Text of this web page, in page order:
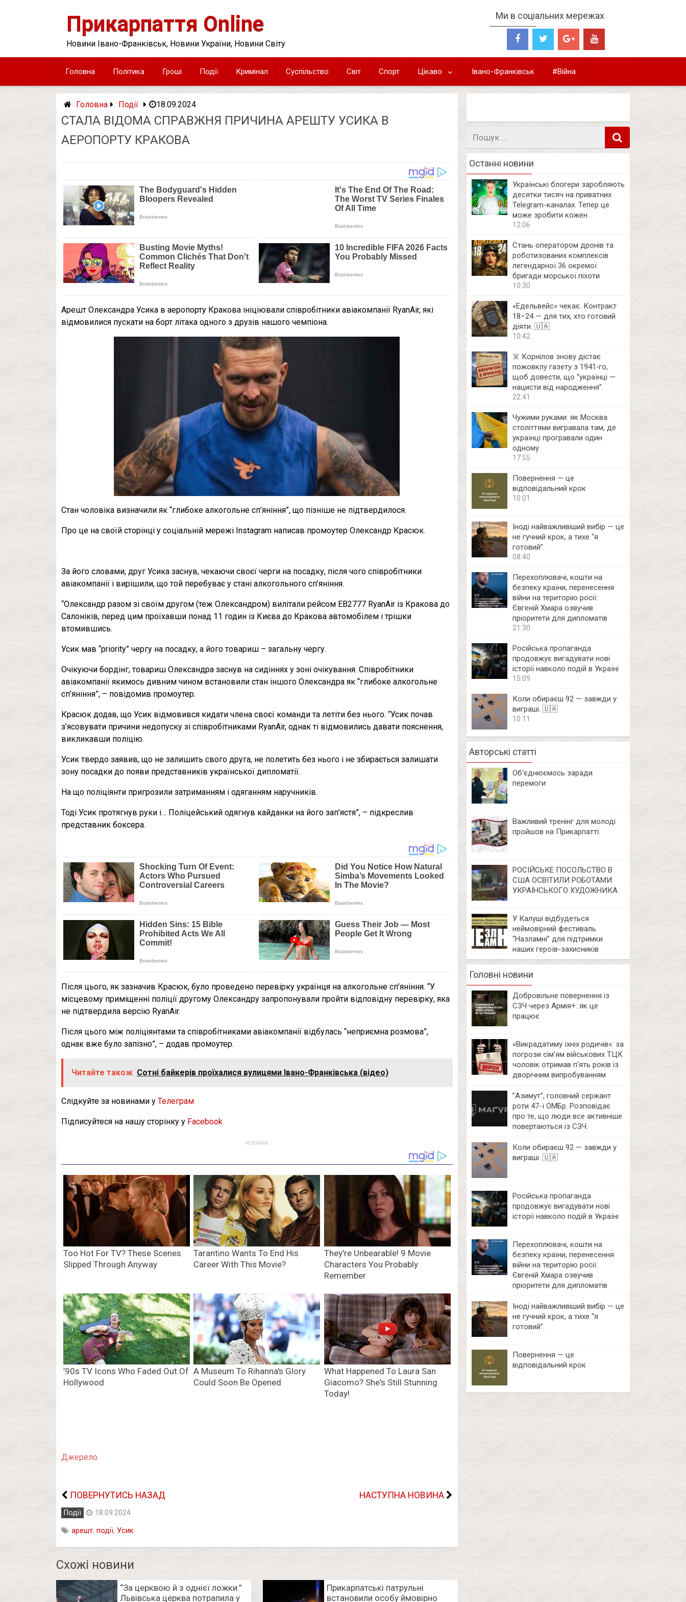
Прикарпаття Online
Новини Івано-Франківськ, Новини України, Новини Світу
Ми в соціальних мережах
Головна Політика Гроші Події Кримінал Суспільство Світ Спорт Цікаво Івано-Франківськ #Війна
Головна Події 18.09.2024
СТАЛА ВІДОМА СПPАВЖНЯ ПPИЧИНА АPЕШТУ УСИКА В
АЕPОПОРТУ КPАКОВА
Арешт Олександра Усика в аеропорту Кракова ініціювали співробітники авіакомпанії RyanAir, які
відмовилися пускати на борт літака одного з друзів нашого чемпіона.
Стан чоловіка визначили як “глибоке алкогольне сп’яніння”, що пізніше не підтвердилося.
Про це на своїй сторінці у соціальній мережі Instagram написав промоутер Олександр Красюк.
За його словами, друг Усика заснув, чекаючи своєї черги на посадку, після чого співробітники
авіакомпанії і вирішили, що той перебуває у стані алкогольного сп’яніння.
“Олександр разом зі своїм другом (теж Олександром) вилітали рейсом ЕВ2777 RyanAir із Кракова до
Салоніків, перед цим проїхавши понад 11 годин із Києва до Кракова автомобілем і трішки
втомившись.
Усик мав “priority” чергу на посадку, а його товариш – загальну чергу.
Очікуючи бордінг, товариш Олександра заснув на сидіннях у зоні очікування. Співробітники
авіакомпанії якимось дивним чином встановили стан іншого Олександра як “глибоке алкогольне
сп’яніння”, – повідомив промоутер.
Красюк додав, що Усик відмовився кидати члена своєї команди та летіти без нього. “Усик почав
з’ясовувати причини недопуску зі співробітниками RyanAir, однак ті відмовились давати пояснення,
викликавши поліцію.
Усик твердо заявив, що не залишить свого друга, не полетить без нього і не збирається залишати
зону посадки до появи представників української дипломатії.
На що поліціянти пригрозили затриманням і одяганням наручників.
Тоді Усик протягнув руки і… Поліцейський одягнув кайданки на його зап’ястя”, – підкреслив
представник боксера.
Після цього, як зазначив Красюк, було проведено перевірку українця на алкогольне сп’яніння. “У
місцевому приміщенні поліції другому Олександру запропонували пройти відповідну перевірку, яка
не підтвердила версію RyanAir.
Після цього між поліціянтами та співробітниками авіакомпанії відбулась “неприємна розмова”,
однак вже було запізно”, – додав промоутер.
Читайте також Сотні байкерів проїхалися вулицями Івано-Франківська (відео)
Слідкуйте за новинами у Телеграм
Підписуйтеся на нашу сторінку у Facebook
РЕКЛАМА:
Джерело.
ПОВЕРНУТИСЬ НАЗАД НАСТУПНА НОВИНА
Події 18.09.2024
арешт, події, Усик
Схожі новини
“За церквою й з однієї ложки.”
Львівська церква потрапила у
Прикарпатські патрульні
встановили особу ймовірно
Останні новини
Українські блогери заробляють
десятки тисяч на приватних
Telegram-каналах. Тепер це
може зробити кожен
12:06
Стань оператором дронів та
роботизованих комплексів
легендарної 36 окремої
бригади морської піхоти
10:30
«Едельвейс» чекає. Контракт
18–24 — для тих, хто готовий
діяти. 🇺🇦
10:42
☠️ Корнілов знову дістає
пожовклу газету з 1941‑го,
щоб довести, що “українці —
нацисти від народження”.
22:41
Чужими руками: як Москва
століттями вигравала там, де
українці програвали один
одному
17:55
Повернення — це
відповідальний крок
10:01
Іноді найважливіший вибір — це
не гучний крок, а тихе “я
готовий”.
08:40
Перехоплювачі, кошти на
безпеку країни, перенесення
війни на територію росії:
Євгеній Хмара озвучив
пріоритети для дипломатів
21:30
Російська пропаганда
продовжує вигадувати нові
історії навколо подій в Україні
15:09
Коли обираєш 92 — завжди у
виграші. 🇺🇦
10:11
Авторські статті
Об‘єднюємось заради
перемоги
Важливий тренінг для молоді
пройшов на Прикарпатті.
РОСІЙСЬКЕ ПОСОЛЬСТВО В
США ОСВІТИЛИ РОБОТАМИ
УКРАЇНСЬКОГО ХУДОЖНИКА
У Калуші відбудеться
неймовірний фестиваль
“Назламні” для підтримки
наших героїв-захисників
Головні новини
Добровільне повернення із
СЗЧ через Армія+: як це
працює
«Викрадатиму їхніх родичів»: за
погрози сім’ям військових ТЦК
чоловік отримав п’ять років із
дворічним випробуванням
⁨”Азимут”, головний сержант
роти 47-ї ОМБр. Розповідає
про те, що люди все активніше
повертаються із СЗЧ.
Коли обираєш 92 — завжди у
виграші. 🇺🇦
Російська пропаганда
продовжує вигадувати нові
історії навколо подій в Україні
Перехоплювачі, кошти на
безпеку країни, перенесення
війни на територію росії:
Євгеній Хмара озвучив
пріоритети для дипломатів
Іноді найважливіший вибір — це
не гучний крок, а тихе “я
готовий”.
Повернення — це
відповідальний крок